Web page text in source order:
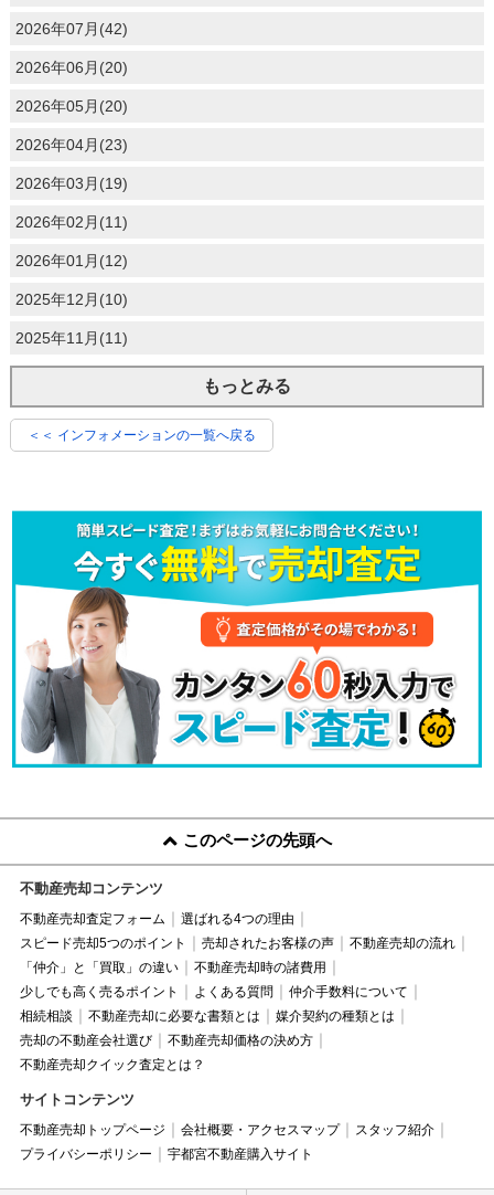
2026年07月(42)
2026年06月(20)
2026年05月(20)
2026年04月(23)
2026年03月(19)
2026年02月(11)
2026年01月(12)
2025年12月(10)
2025年11月(11)
もっとみる
＜＜ インフォメーションの一覧へ戻る
このページの先頭へ
不動産売却コンテンツ
不動産売却査定フォーム
選ばれる4つの理由
スピード売却5つのポイント
売却されたお客様の声
不動産売却の流れ
「仲介」と「買取」の違い
不動産売却時の諸費用
少しでも高く売るポイント
よくある質問
仲介手数料について
相続相談
不動産売却に必要な書類とは
媒介契約の種類とは
売却の不動産会社選び
不動産売却価格の決め方
不動産売却クイック査定とは？
サイトコンテンツ
不動産売却トップページ 会社概要・アクセスマップ
スタッフ紹介
プライバシーポリシー
宇都宮不動産購入サイト